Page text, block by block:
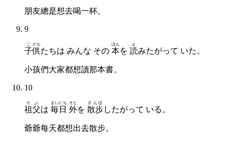
朋友總是想去喝一杯。
9
子
こ
供
ども
たちは みんな その 本
ほん
を 読
よ
みたがって いた。
小孩們大家都想讀那本書。
10
祖父
そふ
は 毎日
まいにち
外
そと
を 散歩
さんぽ
したがって いる。
爺爺每天都想出去散步。